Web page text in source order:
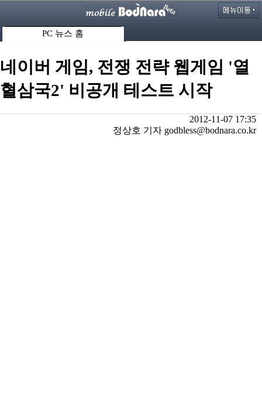
PC 뉴스 홈
네이버 게임, 전쟁 전략 웹게임 '열
혈삼국2' 비공개 테스트 시작
2012-11-07 17:35
정상호 기자 godbless@bodnara.co.kr